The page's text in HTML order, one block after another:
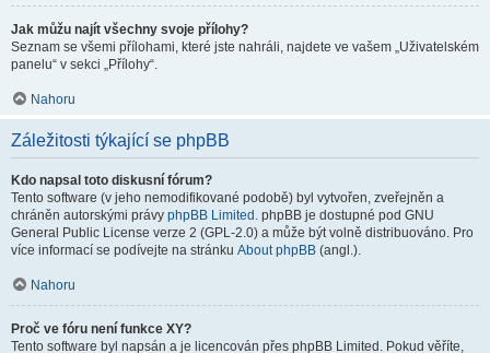
Jak můžu najít všechny svoje přílohy?
Seznam se všemi přílohami, které jste nahráli, najdete ve vašem „Uživatelském
panelu“ v sekci „Přílohy“.
Nahoru
Záležitosti týkající se phpBB
Kdo napsal toto diskusní fórum?
Tento software (v jeho nemodifikované podobě) byl vytvořen, zveřejněn a
chráněn autorskými právy phpBB Limited . phpBB je dostupné pod GNU
General Public License verze 2 (GPL-2.0) a může být volně distribuováno. Pro
více informací se podívejte na stránku About phpBB (angl.).
Nahoru
Proč ve fóru není funkce XY?
Tento software byl napsán a je licencován přes phpBB Limited. Pokud věříte,